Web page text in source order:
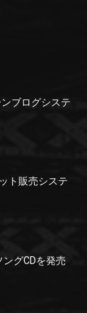
ブログシステ
ト販売システ
グCDを発売